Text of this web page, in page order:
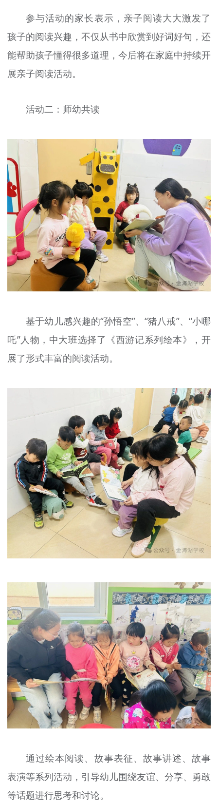
参与活动的家长表示，亲子阅读大大激发了
孩子的阅读兴趣，不仅从书中欣赏到好词好句，还
能帮助孩子懂得很多道理，今后将在家庭中持续开
展亲子阅读活动。
活动二：师幼共读
基于幼儿感兴趣的“孙悟空”、“猪八戒”、“小哪
吒”人物，中大班选择了《西游记系列绘本》，开
展了形式丰富的阅读活动。
通过绘本阅读、故事表征、故事讲述、故事
表演等系列活动，引导幼儿围绕友谊、分享、勇敢
等话题进行思考和讨论。